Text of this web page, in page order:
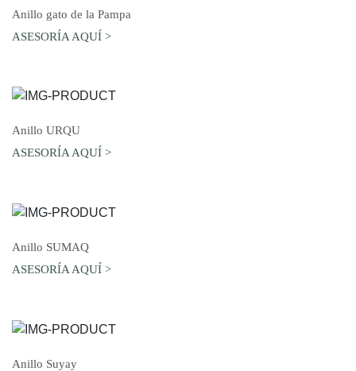
Anillo gato de la Pampa
ASESORÍA AQUÍ >
Anillo URQU
ASESORÍA AQUÍ >
Anillo SUMAQ
ASESORÍA AQUÍ >
Anillo Suyay